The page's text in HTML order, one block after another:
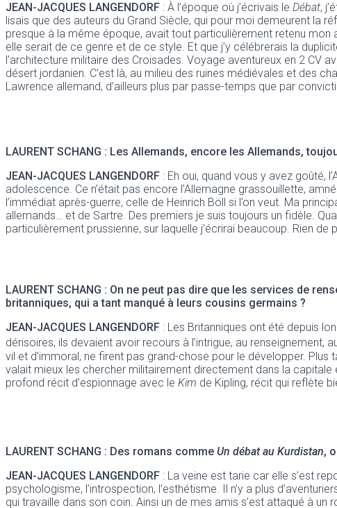
JEAN-JACQUES LANGENDORF : À l’époque où j’écrivais le Débat,
lisais que des auteurs du Grand Siècle, qui pour moi demeurent la
presque à la même époque, avait tout particulièrement retenu mon
elle serait de ce genre et de ce style. Et que j’y célébrerais la
l’architecture militaire des Croisades. Voyage aventureux en 2 CV
désert jordanien. C’est là, au milieu des ruines médiévales et des
Lawrence allemand, d’ailleurs plus par passe-temps que par
LAURENT SCHANG : Les Allemands, encore les Allemands,
JEAN-JACQUES LANGENDORF : Eh oui, quand vous y avez goûté,
adolescence. Ce n’était pas encore l’Allemagne grassouillette,
l’immédiat après-guerre, celle de Heinrich Böll si l’on veut. Ma
allemands… et de Sartre. Des premiers je suis toujours un fidèle.
particulièrement prussienne, sur laquelle j’écrirai beaucoup. Rien
LAURENT SCHANG : On ne peut pas dire que les services de
britanniques, qui a tant manqué à leurs cousins germains ?
JEAN-JACQUES LANGENDORF : Les Britanniques ont été depuis
dérisoires, ils devaient avoir recours à l’intrigue, au renseignement,
vil et d’immoral, ne firent pas grand-chose pour le développer.
valait mieux les chercher militairement directement dans la capitale
profond récit d’espionnage avec le Kim de Kipling, récit qui reflète
LAURENT SCHANG : Des romans comme Un débat au Kurdistan,
JEAN-JACQUES LANGENDORF : La veine est tarie car elle s’est
psychologisme, l’introspection, l’esthétisme. Il n’y a plus
qui travaille dans son coin. Ainsi un de mes amis s’est attaqué à